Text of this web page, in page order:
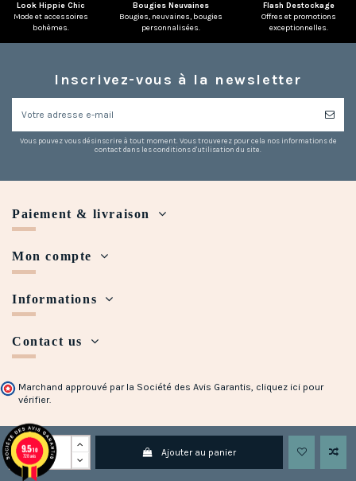
Ajouter au panier
Look Hippie Chic
Mode et accessoires
bohèmes.
Bougies Neuvaines
Bougies, neuvaines, bougies
personnalisées.
Flash Destockage
Offres et promotions
exceptionnelles.
Inscrivez-vous à la newsletter
Vous pouvez vous désinscrire à tout moment. Vous trouverez pour cela nos informations de
contact dans les conditions d'utilisation du site.
Paiement & livraison
Mon compte
Informations
Contact us
Marchand approuvé par la Société des Avis Garantis, cliquez ici pour
vérifier.
Copyright © 2018 - 2023 Maison Halleux. Developed with
9.5/10
728 avis